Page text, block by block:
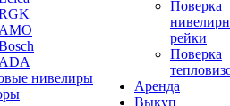
AMO
ADA
нивелиры
Поверка
рейки
Поверка
Аренда
Выкуп